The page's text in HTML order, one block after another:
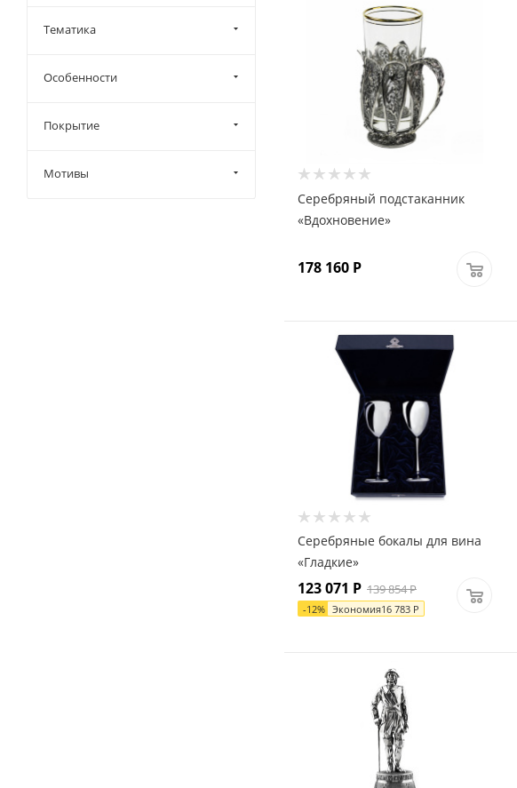
Серебряный подстаканник
«Вдохновение»
178 160 Р
Серебряные бокалы для вина
«Гладкие»
123 071 Р 139 854Р
-12% Экономия16 783 Р
Тематика
Особенности
Покрытие
Мотивы